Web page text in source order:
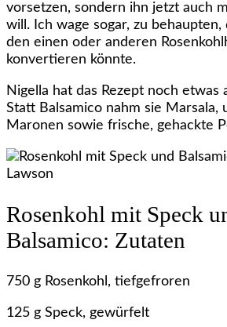
vorsetzen, sondern ihn jetzt auch
will. Ich wage sogar, zu behaupten,
den einen oder anderen
konvertieren könnte.
Nigella hat das Rezept noch etwas
Statt Balsamico nahm sie Marsala,
Maronen sowie frische, gehackte
Rosenkohl mit Speck
Balsamico: Zutaten
750 g Rosenkohl, tiefgefroren
125 g Speck, gewürfelt